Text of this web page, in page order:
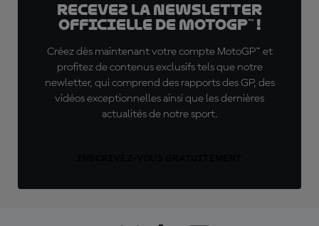
Recevez la Newsletter
officielle de MotoGP™ !
Créez dès maintenant votre compte MotoGP™ et
profitez de contenus exclusifs tels que notre
newletter, qui comprend des rapports des GP, des
vidéos exceptionnelles ainsi que les dernières
actualités de notre sport.